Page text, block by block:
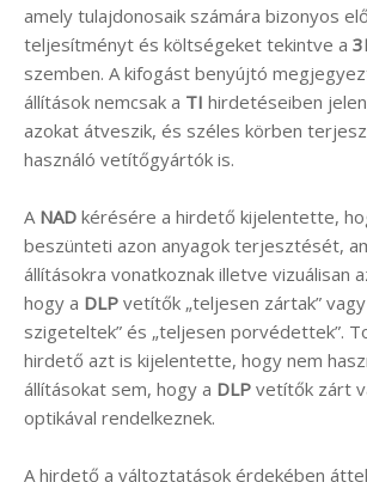
amely tulajdonosaik számára bizonyos
teljesítményt és költségeket tekintve a
szemben. A kifogást benyújtó
állítások nemcsak a TI hirdetéseiben
azokat átveszik, és széles körben
használó vetítőgyártók is.
A NAD kérésére a hirdető kijelentette,
beszünteti azon anyagok terjesztését,
állításokra vonatkoznak illetve vizuálisan
hogy a DLP vetítők „teljesen zártak”
szigeteltek” és „teljesen porvédettek”.
hirdető azt is kijelentette, hogy nem
állításokat sem, hogy a DLP vetítők zárt
optikával rendelkeznek.
A hirdető a változtatások érdekében